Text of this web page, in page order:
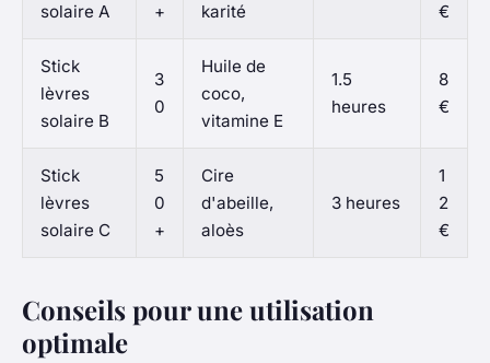
solaire A
+
karité
€
Stick
lèvres
solaire B
3
0
Huile de
coco,
vitamine E
1.5
heures
8
€
Stick
lèvres
solaire C
5
0
+
Cire
d'abeille,
aloès
3 heures
1
2
€
Conseils pour une utilisation
optimale